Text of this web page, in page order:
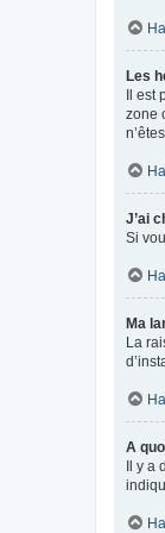
Les
Il est
zone
J’ai
Si
Ma
La
A
Il y a